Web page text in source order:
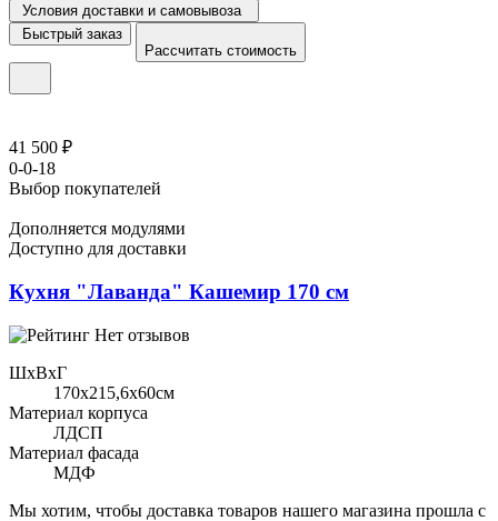
Условия доставки и самовывоза
Быстрый заказ
Рассчитать стоимость
41 500 ₽
0-0-18
Выбор покупателей
Дополняется модулями
Доступно для доставки
Кухня "Лаванда" Кашемир 170 см
Нет отзывов
ШхВхГ
170x215,6х60см
Материал корпуса
ЛДСП
Материал фасада
МДФ
Мы хотим, чтобы доставка товаров нашего магазина прошла с